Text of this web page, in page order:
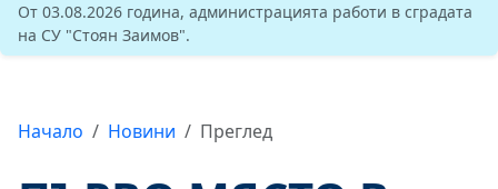
От 03.08.2026 година, администрацията работи в сградата
на СУ "Стоян Заимов".
Начало Новини Преглед